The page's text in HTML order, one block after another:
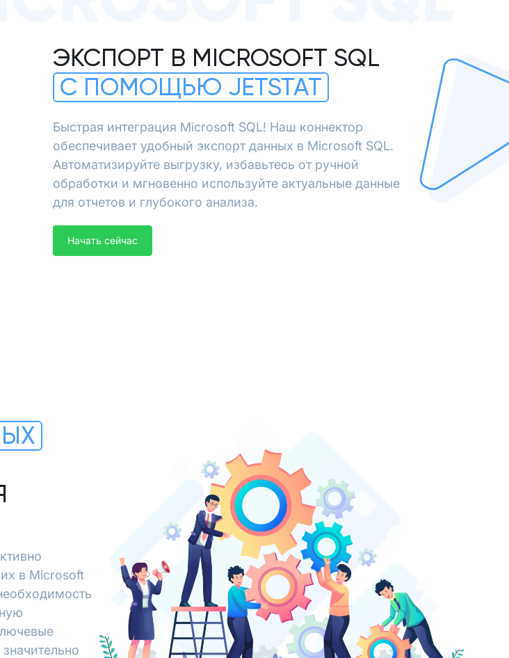
ЭКСПОРТ В MICROSOFT SQL
С ПОМОЩЬЮ JETSTAT
Быстрая интеграция Microsoft SQL! Наш коннектор
обеспечивает удобный экспорт данных в Microsoft SQL.
Автоматизируйте выгрузку, избавьтесь от ручной
обработки и мгновенно используйте актуальные данные
для отчетов и глубокого анализа.
Начать сейчас
в Microsoft